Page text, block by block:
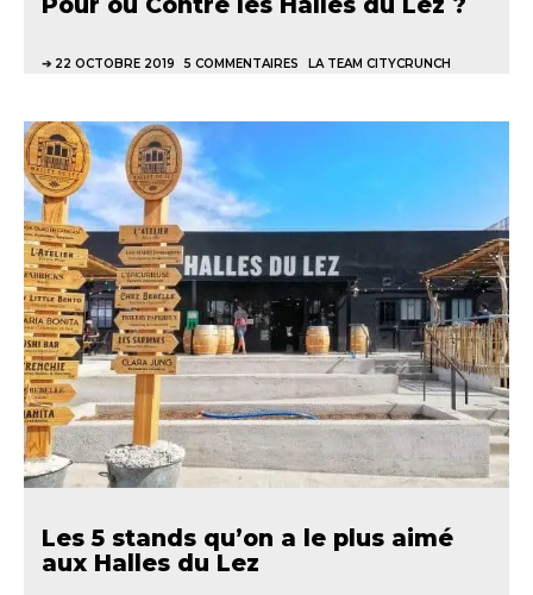
22 OCTOBRE 2019 5 COMMENTAIRES LA TEAM CITYCRUNCH
Les 5 stands qu’on a le plus aimé
aux Halles du Lez